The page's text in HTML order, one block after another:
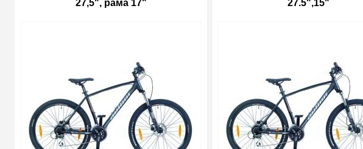
27,5", рама 17"
27.5",15"